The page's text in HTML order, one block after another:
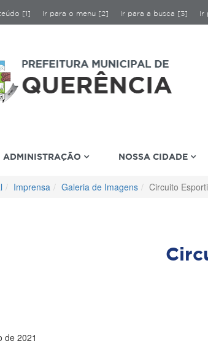
[1] Ir para o menu [2] Ir para a busca [3] Ir
ADMINISTRAÇÃO NOSSA CIDADE
Imprensa Galeria de Imagens Circuito
de 2021